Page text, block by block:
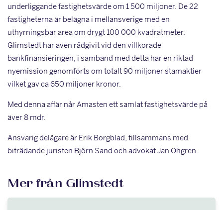
underliggande fastighetsvärde om 1 500 miljoner. De 22
fastigheterna är belägna i mellansverige med en
uthyrningsbar area om drygt 100 000 kvadratmeter.
Glimstedt har även rådgivit vid den villkorade
bankfinansieringen, i samband med detta har en riktad
nyemission genomförts om totalt 90 miljoner stamaktier
vilket gav ca 650 miljoner kronor.
Med denna affär når Amasten ett samlat fastighetsvärde på
äver 8 mdr.
Ansvarig delägare är Erik Borgblad, tillsammans med
biträdande juristen Björn Sand och advokat Jan Öhgren.
Mer från Glimstedt